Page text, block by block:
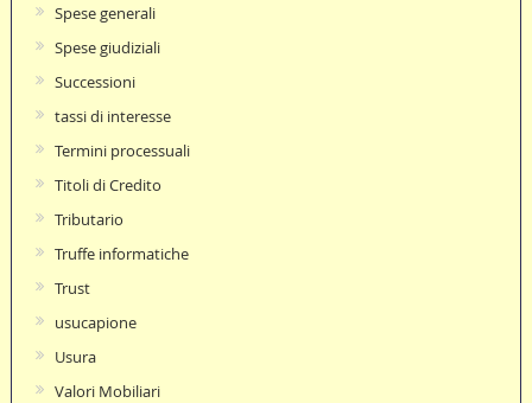
Spese generali
Spese giudiziali
Successioni
tassi di interesse
Termini processuali
Titoli di Credito
Tributario
Truffe informatiche
Trust
usucapione
Usura
Valori Mobiliari